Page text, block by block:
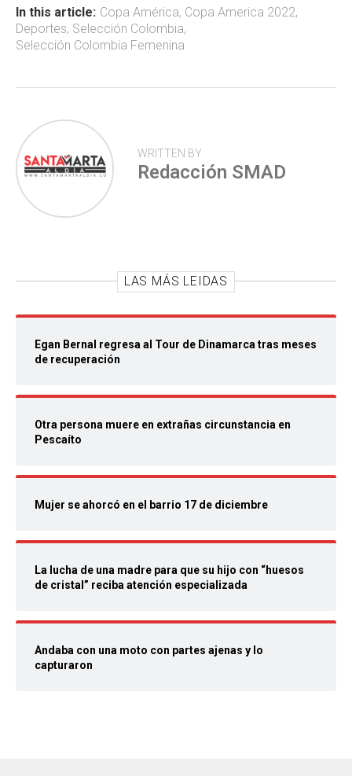
ok p
p
tir
In this article: Copa América, Copa America 2022,
Deportes, Selección Colombia,
Selección Colombia Femenina
WRITTEN BY
Redacción SMAD
LAS MÁS LEIDAS
Egan Bernal regresa al Tour de Dinamarca tras meses
de recuperación
Otra persona muere en extrañas circunstancia en
Pescaíto
Mujer se ahorcó en el barrio 17 de diciembre
La lucha de una madre para que su hijo con “huesos
de cristal” reciba atención especializada
Andaba con una moto con partes ajenas y lo
capturaron